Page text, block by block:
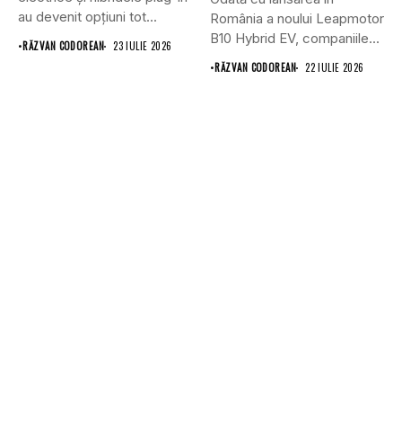
au devenit opțiuni tot...
•RĂZVAN CODOREAN 23 IULIE 2026
România a noului Leapmotor
B10 Hybrid EV, companiile...
•RĂZVAN CODOREAN 22 IULIE 2026